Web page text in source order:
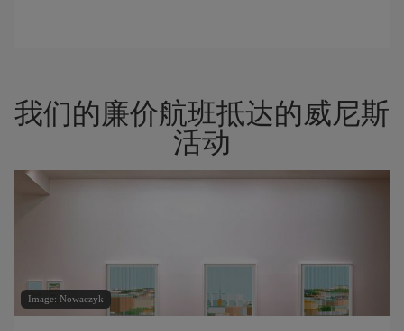
我们的廉价航班抵达的威尼斯
活动
Image: Nowaczyk